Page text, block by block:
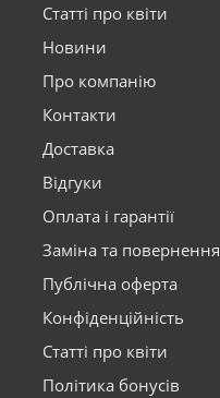
Статті про квіти
Новини
Про компанію
Контакти
Доставка
Відгуки
Оплата і гарантії
Заміна та повернення
Публічна оферта
Конфіденційність
Статті про квіти
Політика бонусів